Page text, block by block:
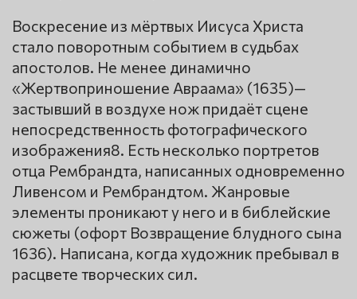
Воскресение из мёртвых Иисуса Христа
стало поворотным событием в судьбах
апостолов. Не менее динамично
«Жертвоприношение Авраама» (1635)—
застывший в воздухе нож придаёт сцене
непосредственность фотографического
изображения8. Есть несколько портретов
отца Рембрандта, написанных одновременно
Ливенсом и Рембрандтом. Жанровые
элементы проникают у него и в библейские
сюжеты (офорт Возвращение блудного сына
1636). Написана, когда художник пребывал в
расцвете творческих сил.